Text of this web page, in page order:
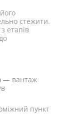
стежити.
етапів
— вантаж
пункт